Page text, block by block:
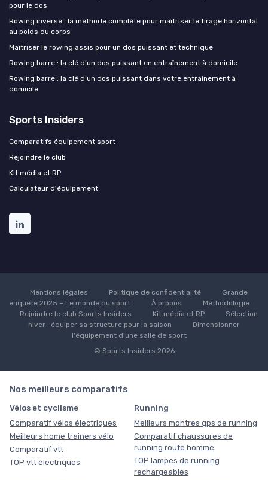
pour le dos
Rowing inversé : la méthode complète pour maîtriser le tirage horizontal
au poids du corps
Maîtriser le rowing assis pour un dos puissant et technique
Rowing barre : la clé d’un dos puissant en entraînement à domicile
Rowing barre : la clé d’un dos puissant dans votre entraînement à
domicile
Sports Insiders
Comparatifs équipement sport
Rejoindre le club
Kit média et RP
Calculateur d'équipement
Mentions légales Politique de confidentialité
Grande
enquête 2025 – Le monde du sport
À propos
Méthodologie
Rejoindre le club Sports Insiders
Kit média et RP
Sélection
hiver : équiper sa structure pour la saison
Dimensionner
l'équipement d'une salle de sport
© Sports Insiders 2026
Nos meilleurs comparatifs
Vélos et cyclisme
Comparatif vélos électriques
Meilleurs home trainers vélo
Comparatif vtt
TOP vtt électriques
Running
Meilleurs montres gps de running
Comparatif chaussures de
running route homme
TOP lampes de running
rechargeables